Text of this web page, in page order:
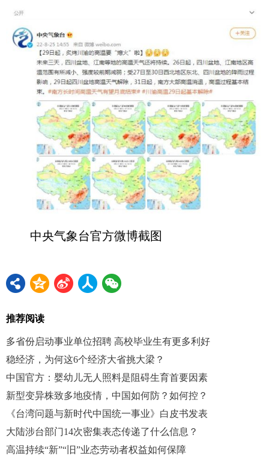
中央气象台官方微博截图
推荐阅读
多省份启动事业单位招聘 高校毕业生有更多利好
稳经济，为何这6个经济大省挑大梁？
中国官方：婴幼儿无人照料是阻碍生育首要因素
新型变异株致多地疫情，中国如何防？如何控？
《台湾问题与新时代中国统一事业》白皮书发表
大陆涉台部门14次密集表态传递了什么信息？
高温持续“新”“旧”业态劳动者权益如何保障